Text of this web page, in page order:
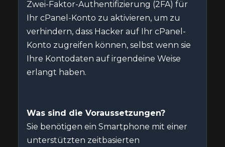
Zwei-Faktor-Authentifizierung (2FA) für
Ihr cPanel-Konto zu aktivieren, um zu
verhindern, dass Hacker auf Ihr cPanel-
Konto zugreifen können, selbst wenn sie
Ihre Kontodaten auf irgendeine Weise
erlangt haben.
Was sind die Voraussetzungen?
Sie benötigen ein Smartphone mit einer
unterstützten zeitbasierten